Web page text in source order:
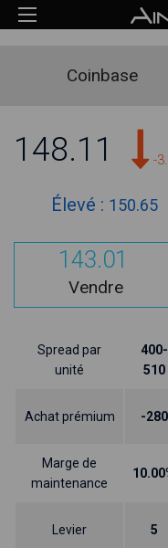
Coinbase
148.11 -
Élevé : 150.65
143.01
Vendre
Spread par
unité
400-
510
Achat prémium -280
Marge de
maintenance
Levier 5